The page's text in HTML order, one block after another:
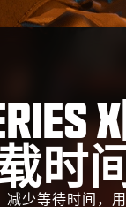
时
减少等待时间，